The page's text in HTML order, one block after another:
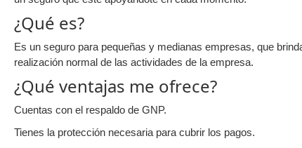
¿Qué es?
Es un seguro para pequeñas y medianas empresas, que
realización normal de las actividades de la empresa.
¿Qué ventajas me ofrece?
Cuentas con el respaldo de GNP.
Tienes la protección necesaria para cubrir los pagos.